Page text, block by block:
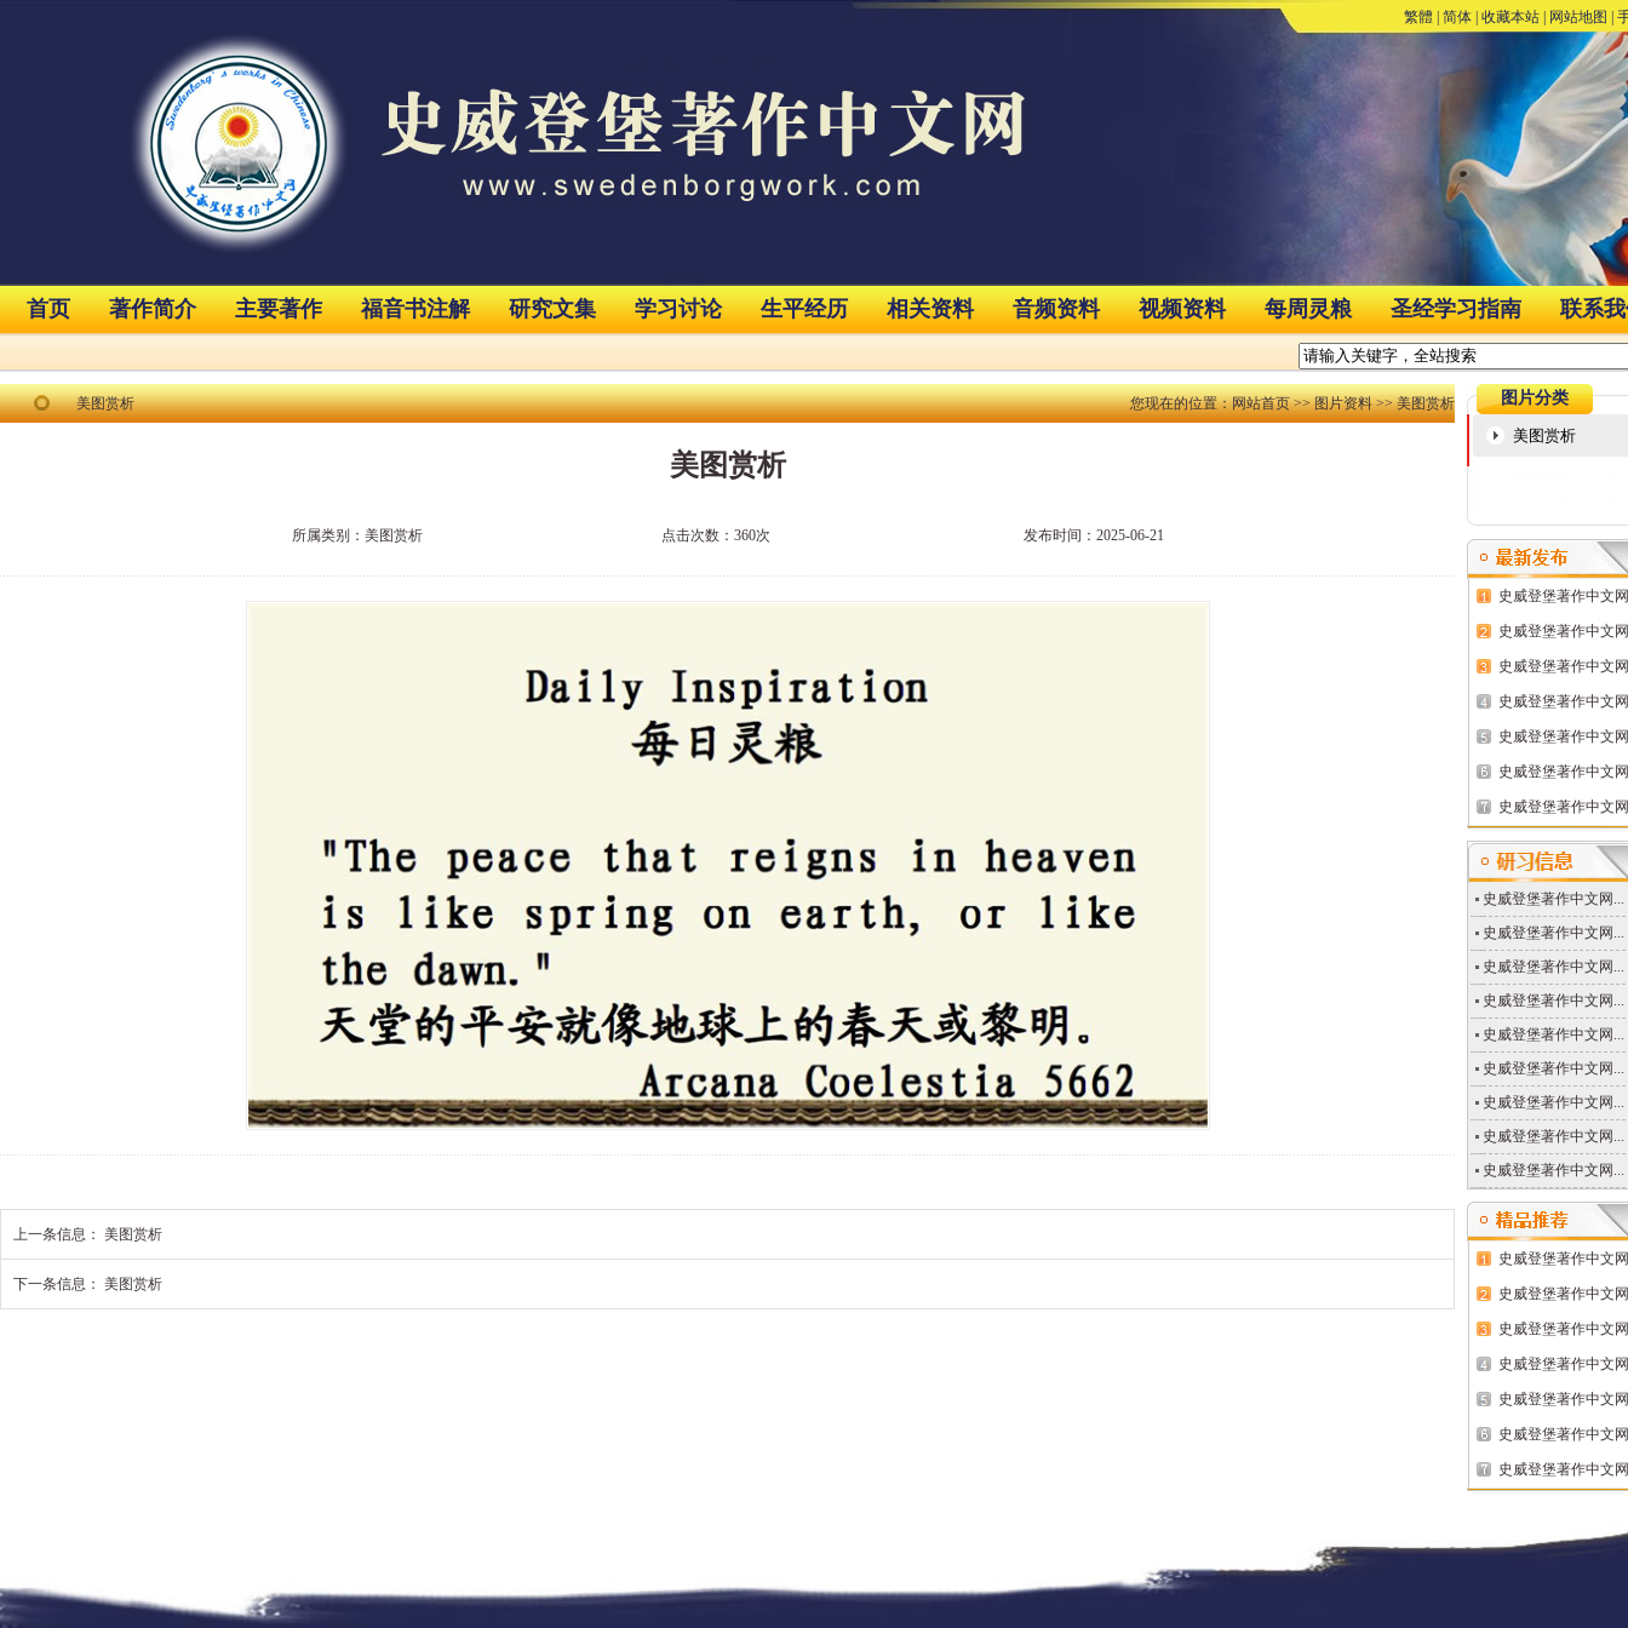
繁體 简体 收藏本站 网站地图
首页 著作简介 主要著作 福音书注解 研究文集 学习讨论 生平经历 相关资料 音频资料 视频资料 每周灵粮 圣经学习指南 联系
美图赏析 您现在的位置：网站首页>>图片资料>> 美图赏析
美图赏析
所属类别： 美图赏析 点击次数：360次 发布时间：2025-06-21
上一条信息： 美图赏析
下一条信息： 美图赏析
图片分类
美图赏析
史威登堡著作中文
史威登堡著作中文
史威登堡著作中文
史威登堡著作中文
史威登堡著作中文
史威登堡著作中文
史威登堡著作中文
史威登堡著作中文网...
史威登堡著作中文网...
史威登堡著作中文网...
史威登堡著作中文网...
史威登堡著作中文网...
史威登堡著作中文网...
史威登堡著作中文网...
史威登堡著作中文网...
史威登堡著作中文网...
史威登堡著作中文
史威登堡著作中文
史威登堡著作中文
史威登堡著作中文
史威登堡著作中文
史威登堡著作中文
史威登堡著作中文